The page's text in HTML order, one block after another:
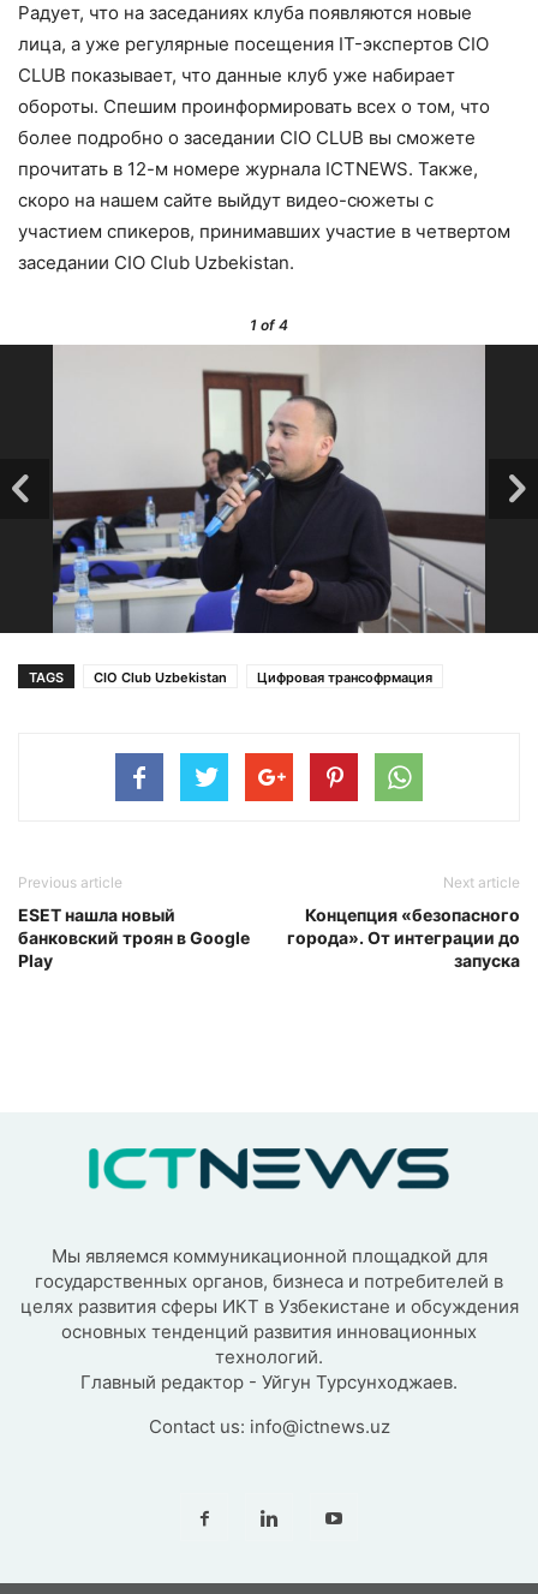
Радует, что на заседаниях клуба появляются новые
лица, а уже регулярные посещения IT-экспертов CIO
CLUB показывает, что данные клуб уже набирает
обороты. Спешим проинформировать всех о том, что
более подробно о заседании CIO CLUB вы сможете
прочитать в 12-м номере журнала ICTNEWS. Также,
скоро на нашем сайте выйдут видео-сюжеты с
участием спикеров, принимавших участие в четвертом
заседании CIO Club Uzbekistan.
1 of 4
TAGS CIO Club Uzbekistan Цифровая трансофрмация
Previous article
ESET нашла новый
банковский троян в Google
Play
Next article
Концепция «безопасного
города». От интеграции до
запуска
Мы являемся коммуникационной площадкой для
государственных органов, бизнеса и потребителей в
целях развития сферы ИКТ в Узбекистане и обсуждения
основных тенденций развития инновационных
технологий.
Главный редактор - Уйгун Турсунходжаев.
Contact us: info@ictnews.uz